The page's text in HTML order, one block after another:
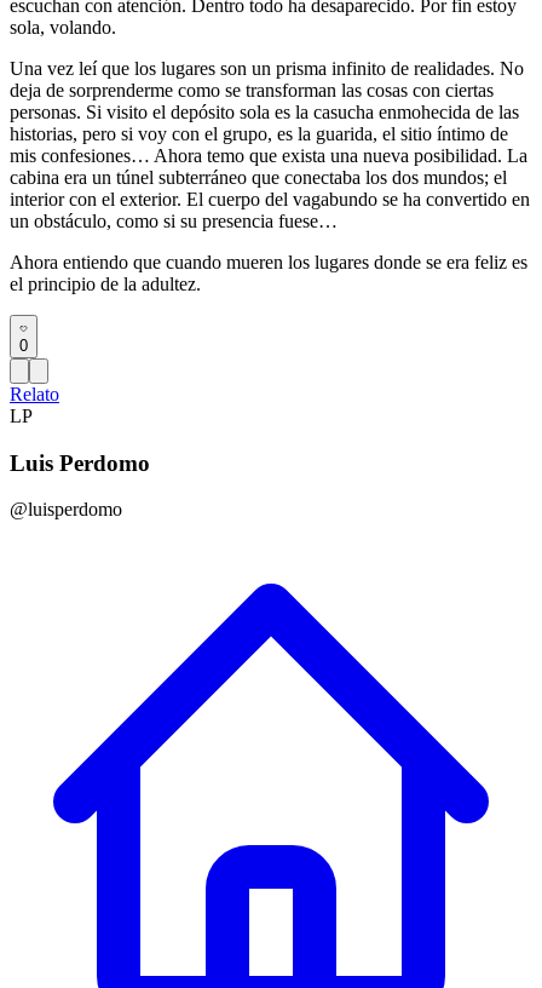
escuchan con atención. Dentro todo ha desaparecido. Por fin estoy
sola, volando.
Una vez leí que los lugares son un prisma infinito de realidades. No
deja de sorprenderme como se transforman las cosas con ciertas
personas. Si visito el depósito sola es la casucha enmohecida de las
historias, pero si voy con el grupo, es la guarida, el sitio íntimo de
mis confesiones… Ahora temo que exista una nueva posibilidad. La
cabina era un túnel subterráneo que conectaba los dos mundos; el
interior con el exterior. El cuerpo del vagabundo se ha convertido en
un obstáculo, como si su presencia fuese…
Ahora entiendo que cuando mueren los lugares donde se era feliz es
el principio de la adultez.
0
Relato
LP
Luis Perdomo
@luisperdomo